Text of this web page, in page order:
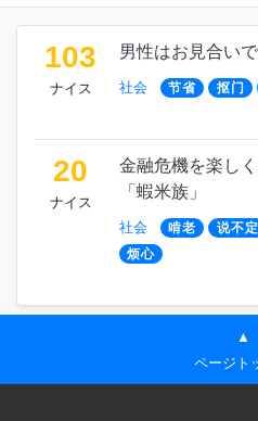
103
ナイス
男性はお見合い
社会 节省 抠门
20
ナイス
金融危機を楽し
「蝦米族」
社会 啃老 说不定
烦心
▲
ページト